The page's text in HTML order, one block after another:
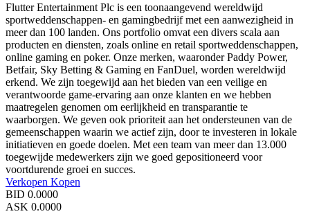
Flutter Entertainment Plc is een toonaangevend wereldwijd
sportweddenschappen- en gamingbedrijf met een aanwezigheid in
meer dan 100 landen. Ons portfolio omvat een divers scala aan
producten en diensten, zoals online en retail sportweddenschappen,
online gaming en poker. Onze merken, waaronder Paddy Power,
Betfair, Sky Betting & Gaming en FanDuel, worden wereldwijd
erkend. We zijn toegewijd aan het bieden van een veilige en
verantwoorde game-ervaring aan onze klanten en we hebben
maatregelen genomen om eerlijkheid en transparantie te
waarborgen. We geven ook prioriteit aan het ondersteunen van de
gemeenschappen waarin we actief zijn, door te investeren in lokale
initiatieven en goede doelen. Met een team van meer dan 13.000
toegewijde medewerkers zijn we goed gepositioneerd voor
voortdurende groei en succes.
Verkopen Kopen
BID 0.0000
ASK 0.0000